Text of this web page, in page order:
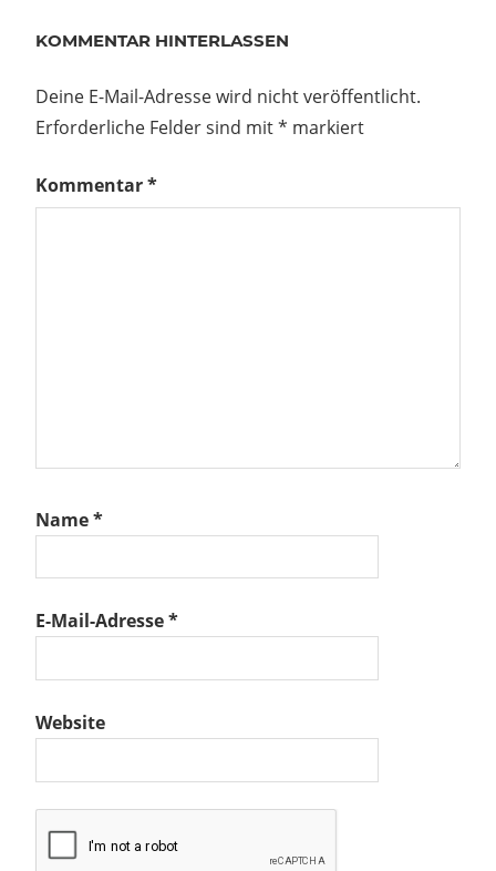
KOMMENTAR HINTERLASSEN
Deine E-Mail-Adresse wird nicht veröffentlicht.
Erforderliche Felder sind mit* markiert
Kommentar*
Name*
E-Mail-Adresse*
Website